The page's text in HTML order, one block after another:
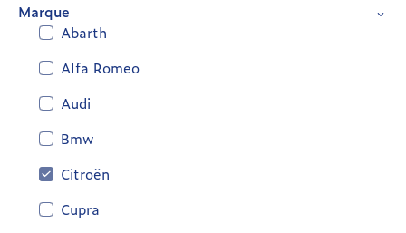
Marque
Abarth
Alfa Romeo
Audi
Bmw
Citroën
Cupra